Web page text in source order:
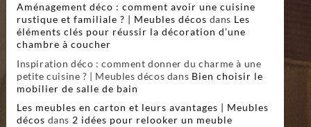
Aménagement déco : comment avoir une cuisine
rustique et familiale ? | Meubles décos dans Les
éléments clés pour réussir la décoration d’une
chambre à coucher
Inspiration déco : comment donner du charme à une
petite cuisine ? | Meubles décos dans Bien choisir le
mobilier de salle de bain
Les meubles en carton et leurs avantages | Meubles
décos dans 2 idées pour relooker un meuble